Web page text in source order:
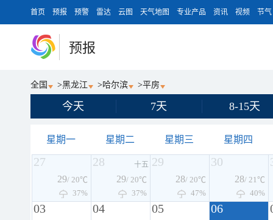
首页 预报 预警 雷达 云图 天气地图 专业产品 资讯 视频 节气
预报
全国 >黑龙江 >哈尔滨 >平房
今天 7天 8-15天
星期一 星期二 星期三 星期四
27
29/ 20℃
37%
28 十五
29/ 20℃
37%
29
28/ 20℃
47%
30
28/ 21℃
40%
03 04 05 06